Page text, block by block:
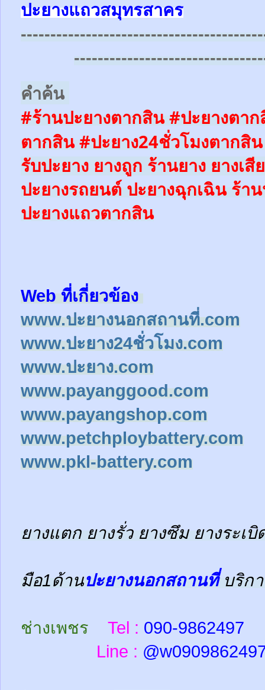
ปะยางแถวสมุทรสาคร
คำค้น
#ร้านปะยางตากสิน #ปะยางตา
ตากสิน #ปะยาง24ชั่วโมงตากสิ
รับปะยาง ยางถูก ร้านยาง ยางเสีย
ปะยางรถยนต์ ปะยางฉุกเฉิน ร้า
ปะยางแถวตากสิน
Web ที่เกี่ยวข้อง
www.ปะยางนอกสถานที่.com
www.ปะยาง24ชั่วโมง.com
www.ปะยาง.com
www.payanggood.com
www.payangshop.com
www.petchploybattery.com
www.pkl-battery.com
ยางแตก ยางรั่ว ยางซึม ยางระเบิ
มือ1ด้านปะยางนอกสถานที่ บริก
ช่างเพชร Tel : 090-9862497
Line : @w